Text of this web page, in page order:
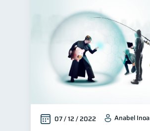
07 / 12 / 2022 Anabel Inoa